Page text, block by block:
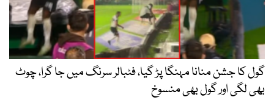
گول کا جشن منانا مہنگا پڑ گیا، فٹبالر سرنگ میں جا گرا، چوٹ
بھی لگی اور گول بھی منسوخ